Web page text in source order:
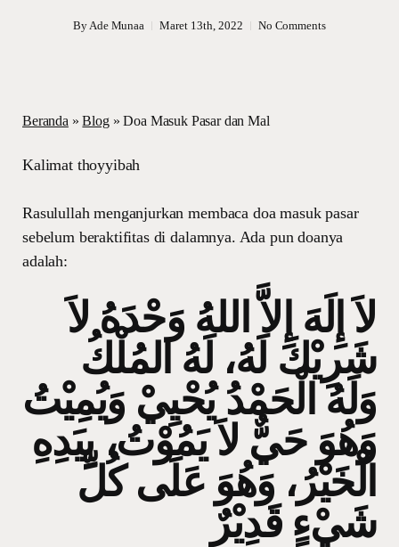
ByAde Munaa Maret 13th, 2022 No Comments
Beranda »Blog»Doa Masuk Pasar dan Mal
Kalimat thoyyibah
Rasulullah menganjurkan membaca doa masuk pasar
sebelum beraktifitas di dalamnya. Ada pun doanya
adalah:
لاَ إِلَهَ إِلاَّ اللهُ وَحْدَهُ لاَ
شَرِيْكَ لَهُ، لَهُ المُلْكُ
وَلَهُ الْحَمْدُ يُحْيِيْ وَيُمِيْتُ
وَهُوَ حَيٌّ لاَ يَمُوْتُ، بِيَدِهِ
الْخَيْرُ، وَهُوَ عَلَى كُلِّ
شَيْءٍ قَدِيْرٌ